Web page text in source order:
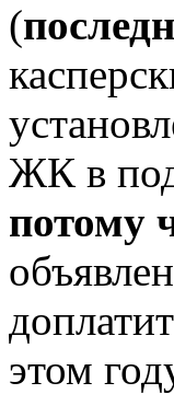
(
ЖК в
потому
этом